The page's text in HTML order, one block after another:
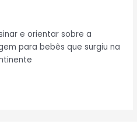
e orientar sobre a
para bebês que surgiu na